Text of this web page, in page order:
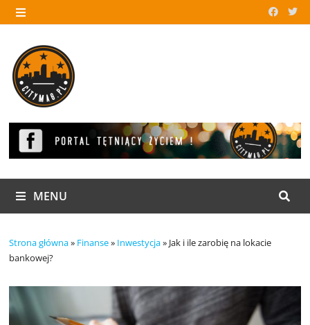
Skip
to
MENU
MENU
Strona główna» Finanse» Inwestycja» Jak i ile zarobię na lokacie
bankowej?